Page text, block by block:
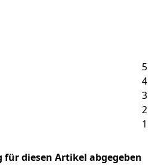
5
4
3
2
1
diesen Artikel abgegeben